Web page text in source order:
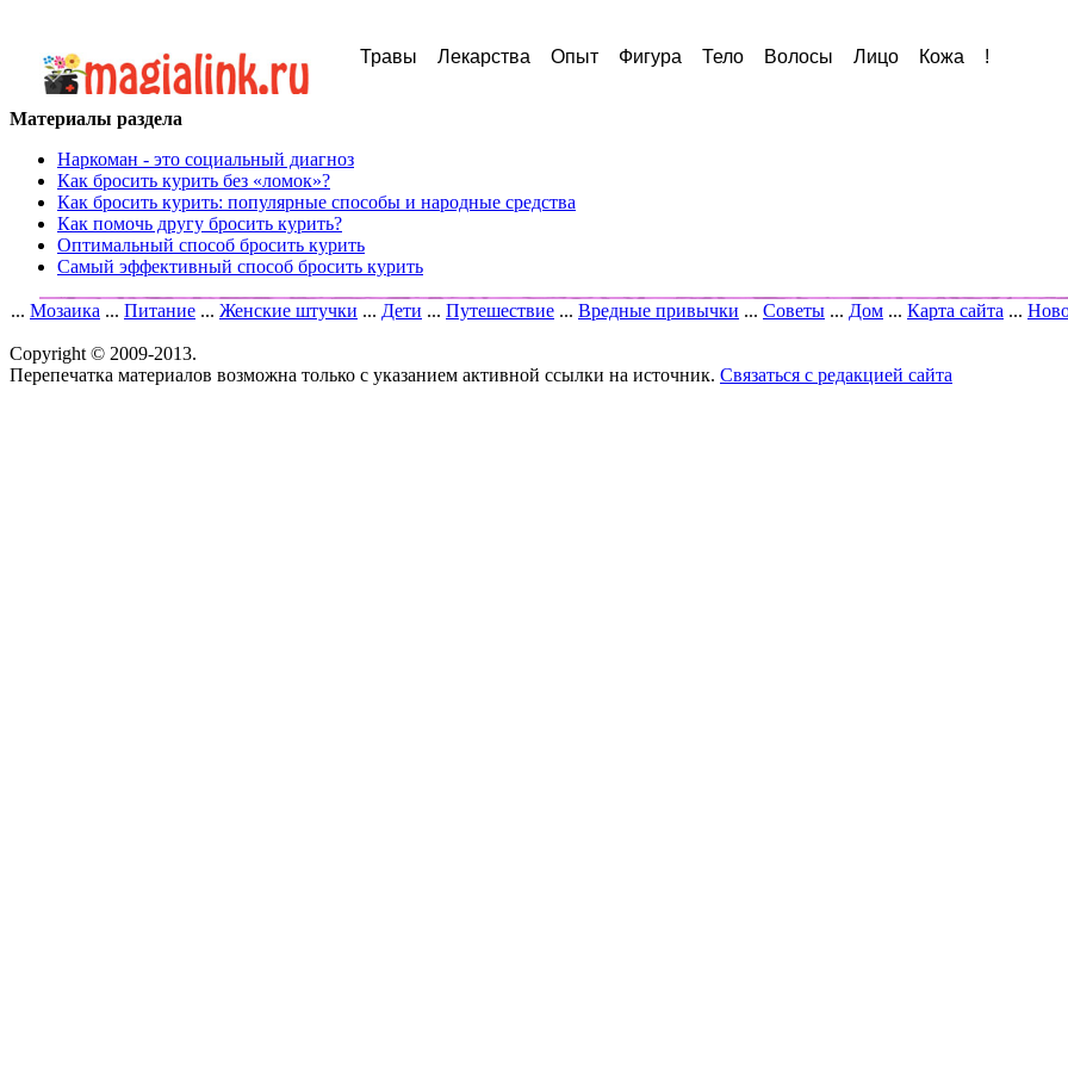
Травы Лекарства Опыт Фигура Тело Волосы Лицо Кожа !
Материалы раздела
Наркоман - это социальный диагноз
Как бросить курить без «ломок»?
Как бросить курить: популярные способы и народные средства
Как помочь другу бросить курить?
Оптимальный способ бросить курить
Самый эффективный способ бросить курить
... Мозаика ... Питание ... Женские штучки ... Дети ... Путешествие ... Вредные привычки ... Советы ... Дом ... Карта сайта ...
Copyright © 2009-2013.
Перепечатка материалов возможна только с указанием активной ссылки на источник. Связаться с редакцией сайта